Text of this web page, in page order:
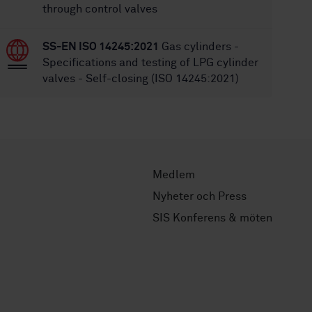
through control valves
SS-EN ISO 14245:2021
Gas cylinders -
Specifications and testing of LPG cylinder
valves - Self-closing (ISO 14245:2021)
Medlem
Nyheter och Press
SIS Konferens & möten